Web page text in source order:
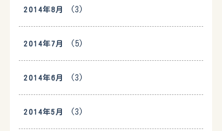
2014年8月 (3)
2014年7月 (5)
2014年6月 (3)
2014年5月 (3)